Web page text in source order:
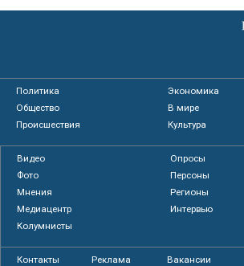
Политика
Экономика
Общество
В мире
Происшествия
Культура
Видео
Опросы
Фото
Персоны
Мнения
Регионы
Медиацентр
Интервью
Колумнисты
Контакты Реклама Вакансии